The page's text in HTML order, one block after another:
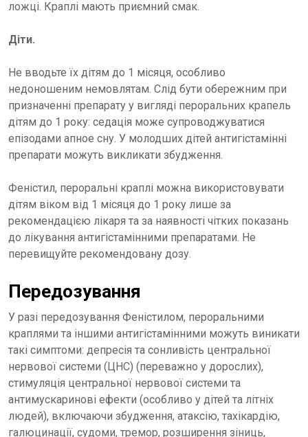
ложці. Краплі мають приємний смак.
Діти.
Не вводьте їх дітям до 1 місяця, особливо
недоношеним немовлятам. Слід бути обережним при
призначенні препарату у вигляді пероральних крапель
дітям до 1 року: седація може супроводжуватися
епізодами апное сну. У молодших дітей антигістамінні
препарати можуть викликати збудження.
Феністил, пероральні краплі можна використовувати
дітям віком від 1 місяця до 1 року лише за
рекомендацією лікаря та за наявності чітких показань
до лікування антигістамінними препаратами. Не
перевищуйте рекомендовану дозу.
Передозування
У разі передозування Феністилом, пероральними
краплями та іншими антигістамінними можуть виникати
такі симптоми: депресія та сонливість центральної
нервової системи (ЦНС) (переважно у дорослих),
стимуляція центральної нервової системи та
антимускаринові ефекти (особливо у дітей та літніх
людей), включаючи збудження, атаксію, тахікардію,
галюцинації, судоми, тремор, розширення зіниць,